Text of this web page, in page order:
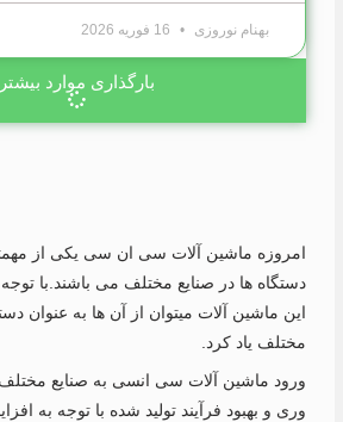
بهنام نوروزی
بارگذاری موارد بیشتر
امروزه ماشین آلات سی ان سی یکی از
دستگاه ها در صنایع مختلف می باشند.با توجه
این ماشین آلات میتوان از آن ها به عنوان
مختلف یاد کرد.
ورود ماشین آلات سی انسی به صنایع
وری و بهبود فرآیند تولید شده با توجه به